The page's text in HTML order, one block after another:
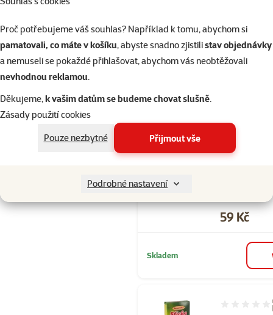
Proč potřebujeme váš souhlas? Například k tomu, abychom si
pamatovali, co máte v košíku, abyste snadno zjistilistav objednávky
a nemuseli se pokaždé přihlašovat, abychom vás neobtěžovali
nevhodnou reklamou.
Děkujeme,k vašim datům se budeme chovat slušně.
Zásady použití cookies
Pouze nezbytné
Přijmout vše
Podrobné nastavení
Cena
79 Kč
Skladem
Hodnocení
Cena
59 Kč
Skladem
Hodnocení